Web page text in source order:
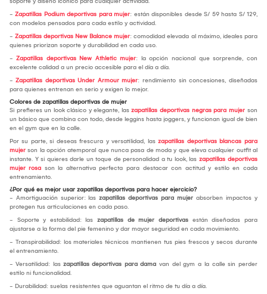
- Zapatillas Podium deportivas para mujer: están disponibles desde S/ 59 hasta S/ 129,
con modelos pensados para cada estilo y actividad.
- Zapatillas deportivas New Balance mujer: comodidad elevada al máximo, ideales para
quienes priorizan soporte y durabilidad en cada uso.
- Zapatillas deportivas New Athletic mujer: la opción nacional que sorprende, con
excelente calidad a un precio accesible para el día a día.
- Zapatillas deportivas Under Armour mujer: rendimiento sin concesiones, diseñadas
para quienes entrenan en serio y exigen lo mejor.
Colores de zapatillas deportivas de mujer
Si prefieres un look clásico y elegante, las zapatillas deportivas negras para mujer son
un básico que combina con todo, desde leggins hasta joggers, y funcionan igual de bien
en el gym que en la calle.
Por su parte, si deseas frescura y versatilidad, las zapatillas deportivas blancas para
mujer son la opción atemporal que nunca pasa de moda y que eleva cualquier outfit al
instante. Y si quieres darle un toque de personalidad a tu look, las zapatillas deportivas
mujer rosa son la alternativa perfecta para destacar con actitud y estilo en cada
entrenamiento.
¿Por qué es mejor usar zapatillas deportivas para hacer ejercicio?
- Amortiguación superior: las zapatillas deportivas para mujer absorben impactos y
protegen tus articulaciones en cada paso.
- Soporte y estabilidad: las zapatillas de mujer deportivas están diseñadas para
ajustarse a la forma del pie femenino y dar mayor seguridad en cada movimiento.
- Transpirabilidad: los materiales técnicos mantienen tus pies frescos y secos durante
el entrenamiento.
- Versatilidad: las zapatillas deportivas para dama van del gym a la calle sin perder
estilo ni funcionalidad.
- Durabilidad: suelas resistentes que aguantan el ritmo de tu día a día.